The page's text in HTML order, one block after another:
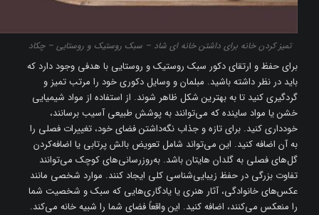
تمیز کردن خانه برای داشتن خانه ای شاد – سبک روستیک و روستایی – چکاد
برای حفظ و ارتقای دکور سبک روستیک و روستایی با هدفی وجود دارد که
باید در نظر داشته باشید. مبلمان و وسایل دکوری خود را مرتب تمیز و
گردگیری کنید تا به بهترین شکل ظاهر شوند. از استفاده از مواد شیمیایی
خشن یا مواد ساینده که می‌توانند به پوشش طبیعی آسیب برسانند،
خودداری کنید. برای تازه و جذاب نگه‌داشتن فضای خود، تغییرات فصلی را
به آن اضافه کنید. این می‌تواند شامل تعویض بالش پرتابی یا اضافه‌کردن
گل‌های فصلی به گلدان ‌هایتان باشد. به‌روزرسانی‌های کوچک می‌توانند
تفاوت بزرگی در حفظ زیبایی‌شناسی کلی ایجاد کنند. موارد شخصی مانند
عکس‌های خانوادگی، آثار هنری یا یادگاری‌هایی که سبک و شخصیت شما
را منعکس می‌کنند، اضافه کنید. این واقعاً فضای شما را شبیه خانه می‌کند.